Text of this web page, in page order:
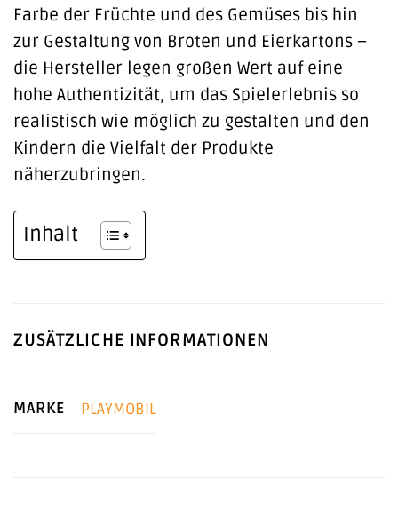
Farbe der Früchte und des Gemüses bis hin
zur Gestaltung von Broten und Eierkartons –
die Hersteller legen großen Wert auf eine
hohe Authentizität, um das Spielerlebnis so
realistisch wie möglich zu gestalten und den
Kindern die Vielfalt der Produkte
näherzubringen.
Inhalt
ZUSÄTZLICHE INFORMATIONEN
MARKE PLAYMOBIL